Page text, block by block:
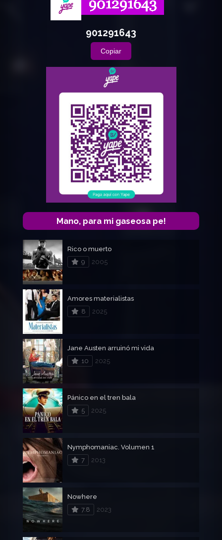
901291643
Copiar
Mano, para mi gaseosa pe!
Rico o muerto
9
2005
Amores materialistas
8
2025
Jane Austen arruinó mi vida
10
2025
Pánico en el tren bala
5
2025
Nymphomaniac. Volumen 1
7
2013
Nowhere
7.8
2023